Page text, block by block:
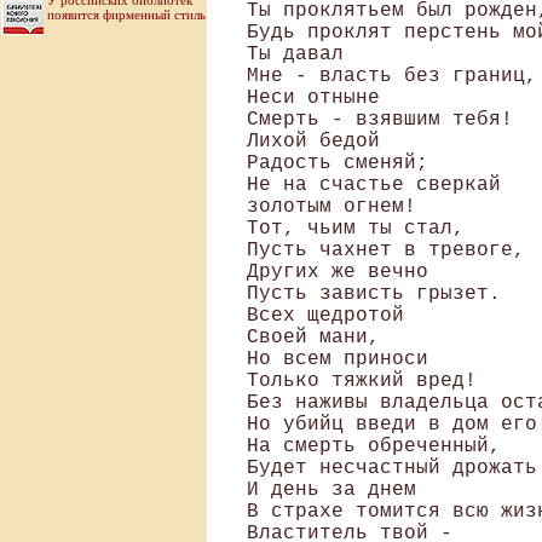
появится фирменный стиль
Ты проклятьем был
Будь проклят перстень
Ты давал
Мне - власть без границ,
Неси отныне
Смерть - взявшим тебя!
Лихой бедой
Радость сменяй;
Не на счастье сверкай
золотым огнем!
Тот, чьим ты стал,
Пусть чахнет в тревоге,
Других же вечно
Пусть зависть грызет.
Всех щедротой
Своей мани,
Но всем приноси
Только тяжкий вред!
Без наживы владельца
Но убийц введи в дом
На смерть обреченный,
Будет несчастный дрожать
И день за днем
В страхе томится всю
Властитель твой -